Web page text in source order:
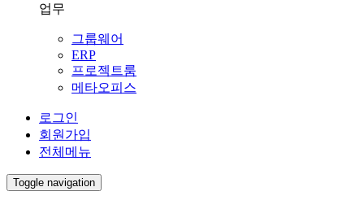
업무
그룹웨어
ERP
프로젝트룸
메타오피스
로그인
회원가입
전체메뉴
Toggle navigation